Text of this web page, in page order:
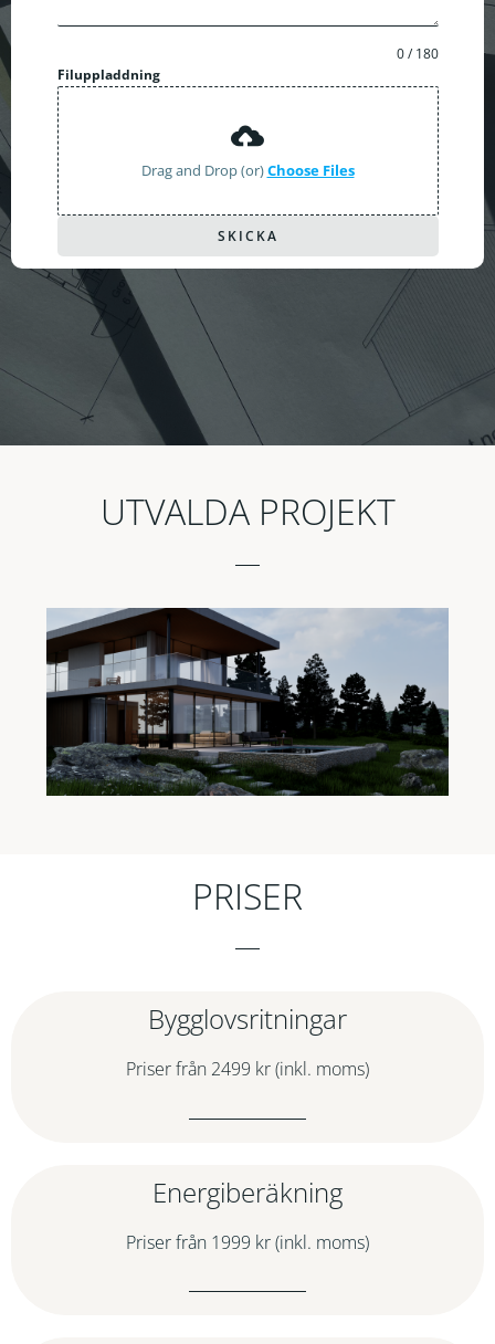
0 / 180
Filuppladdning
Drag and Drop (or)Choose Files
SKICKA
UTVALDA PROJEKT
PRISER
Bygglovsritningar
Priser från 2499 kr (inkl. moms)
Energiberäkning
Priser från 1999 kr (inkl. moms)